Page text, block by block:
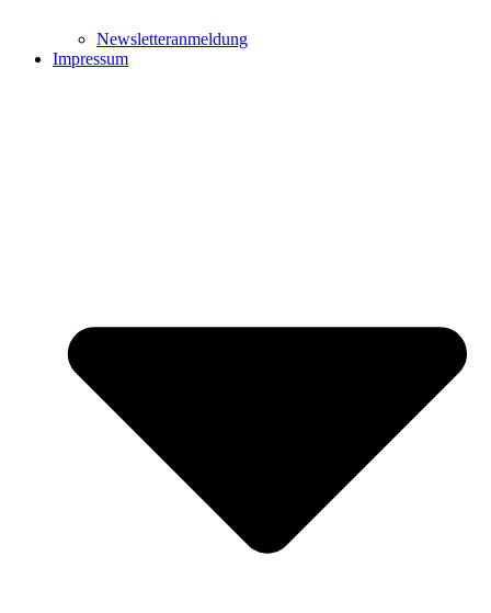
Newsletteranmeldung
Impressum